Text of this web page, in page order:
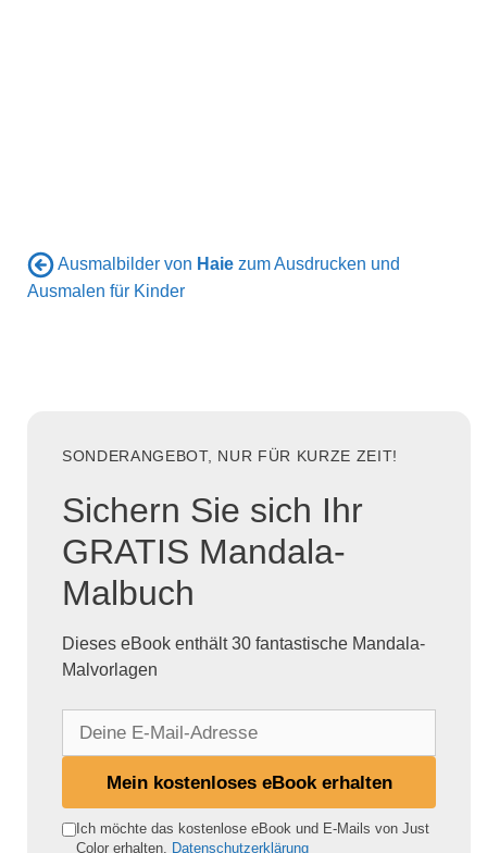
Ausmalbilder von Haie zum Ausdrucken und
Ausmalen für Kinder
SONDERANGEBOT, NUR FÜR KURZE ZEIT!
Sichern Sie sich Ihr
GRATIS Mandala-
Malbuch
Dieses eBook enthält 30 fantastische Mandala-
Malvorlagen
e
Mein kostenloses eBook erhalten
Ich möchte das kostenlose eBook und E-Mails von Just
Color erhalten. Datenschutzerklärung